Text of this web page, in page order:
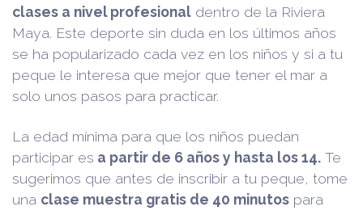
clases a nivel profesional dentro de la Riviera
Maya. Este deporte sin duda en los últimos años
se ha popularizado cada vez en los niños y si a tu
peque le interesa que mejor que tener el mar a
solo unos pasos para practicar.
La edad mínima para que los niños puedan
participar es a partir de 6 años y hasta los 14. Te
sugerimos que antes de inscribir a tu peque, tome
una clase muestra gratis de 40 minutos para